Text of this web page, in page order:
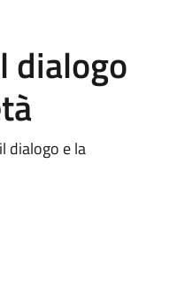
dialogo
dialogo e la